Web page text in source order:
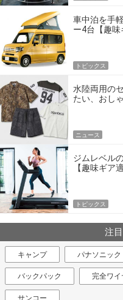
車中泊を手
ー4台【趣味
トピックス
水陸両用の
たい、おし
ニュース
ジムレベル
【趣味ギア
トピックス
注
キャンプ パナソニック
バックパック 完全ワイ
サンコー